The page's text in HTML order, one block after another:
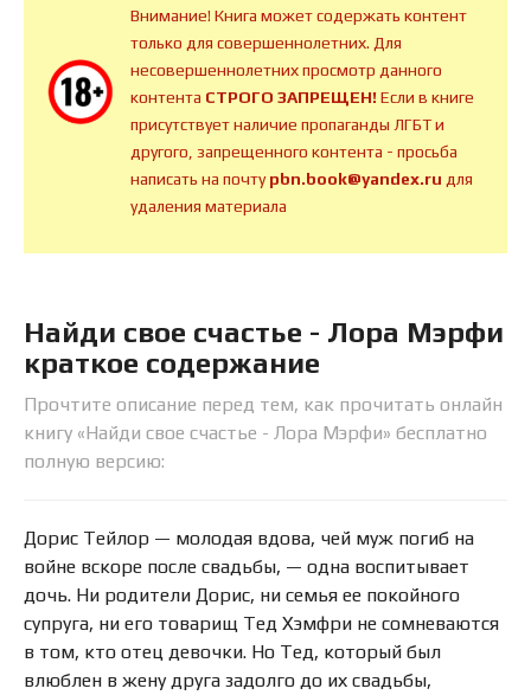
Внимание! Книга может содержать контент
только для совершеннолетних. Для
несовершеннолетних просмотр данного
контента СТРОГО ЗАПРЕЩЕН!Если в книге
присутствует наличие пропаганды ЛГБТ и
другого, запрещенного контента - просьба
написать на почтуpbn.book@yandex.ru для
удаления материала
Найди свое счастье - Лора Мэрфи
краткое содержание
Прочтите описание перед тем, как прочитать онлайн
книгу «Найди свое счастье - Лора Мэрфи» бесплатно
полную версию:
Дорис Тейлор — молодая вдова, чей муж погиб на
войне вскоре после свадьбы, — одна воспитывает
дочь. Ни родители Дорис, ни семья ее покойного
супруга, ни его товарищ Тед Хэмфри не сомневаются
в том, кто отец девочки. Но Тед, который был
влюблен в жену друга задолго до их свадьбы,